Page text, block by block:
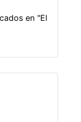
en "El